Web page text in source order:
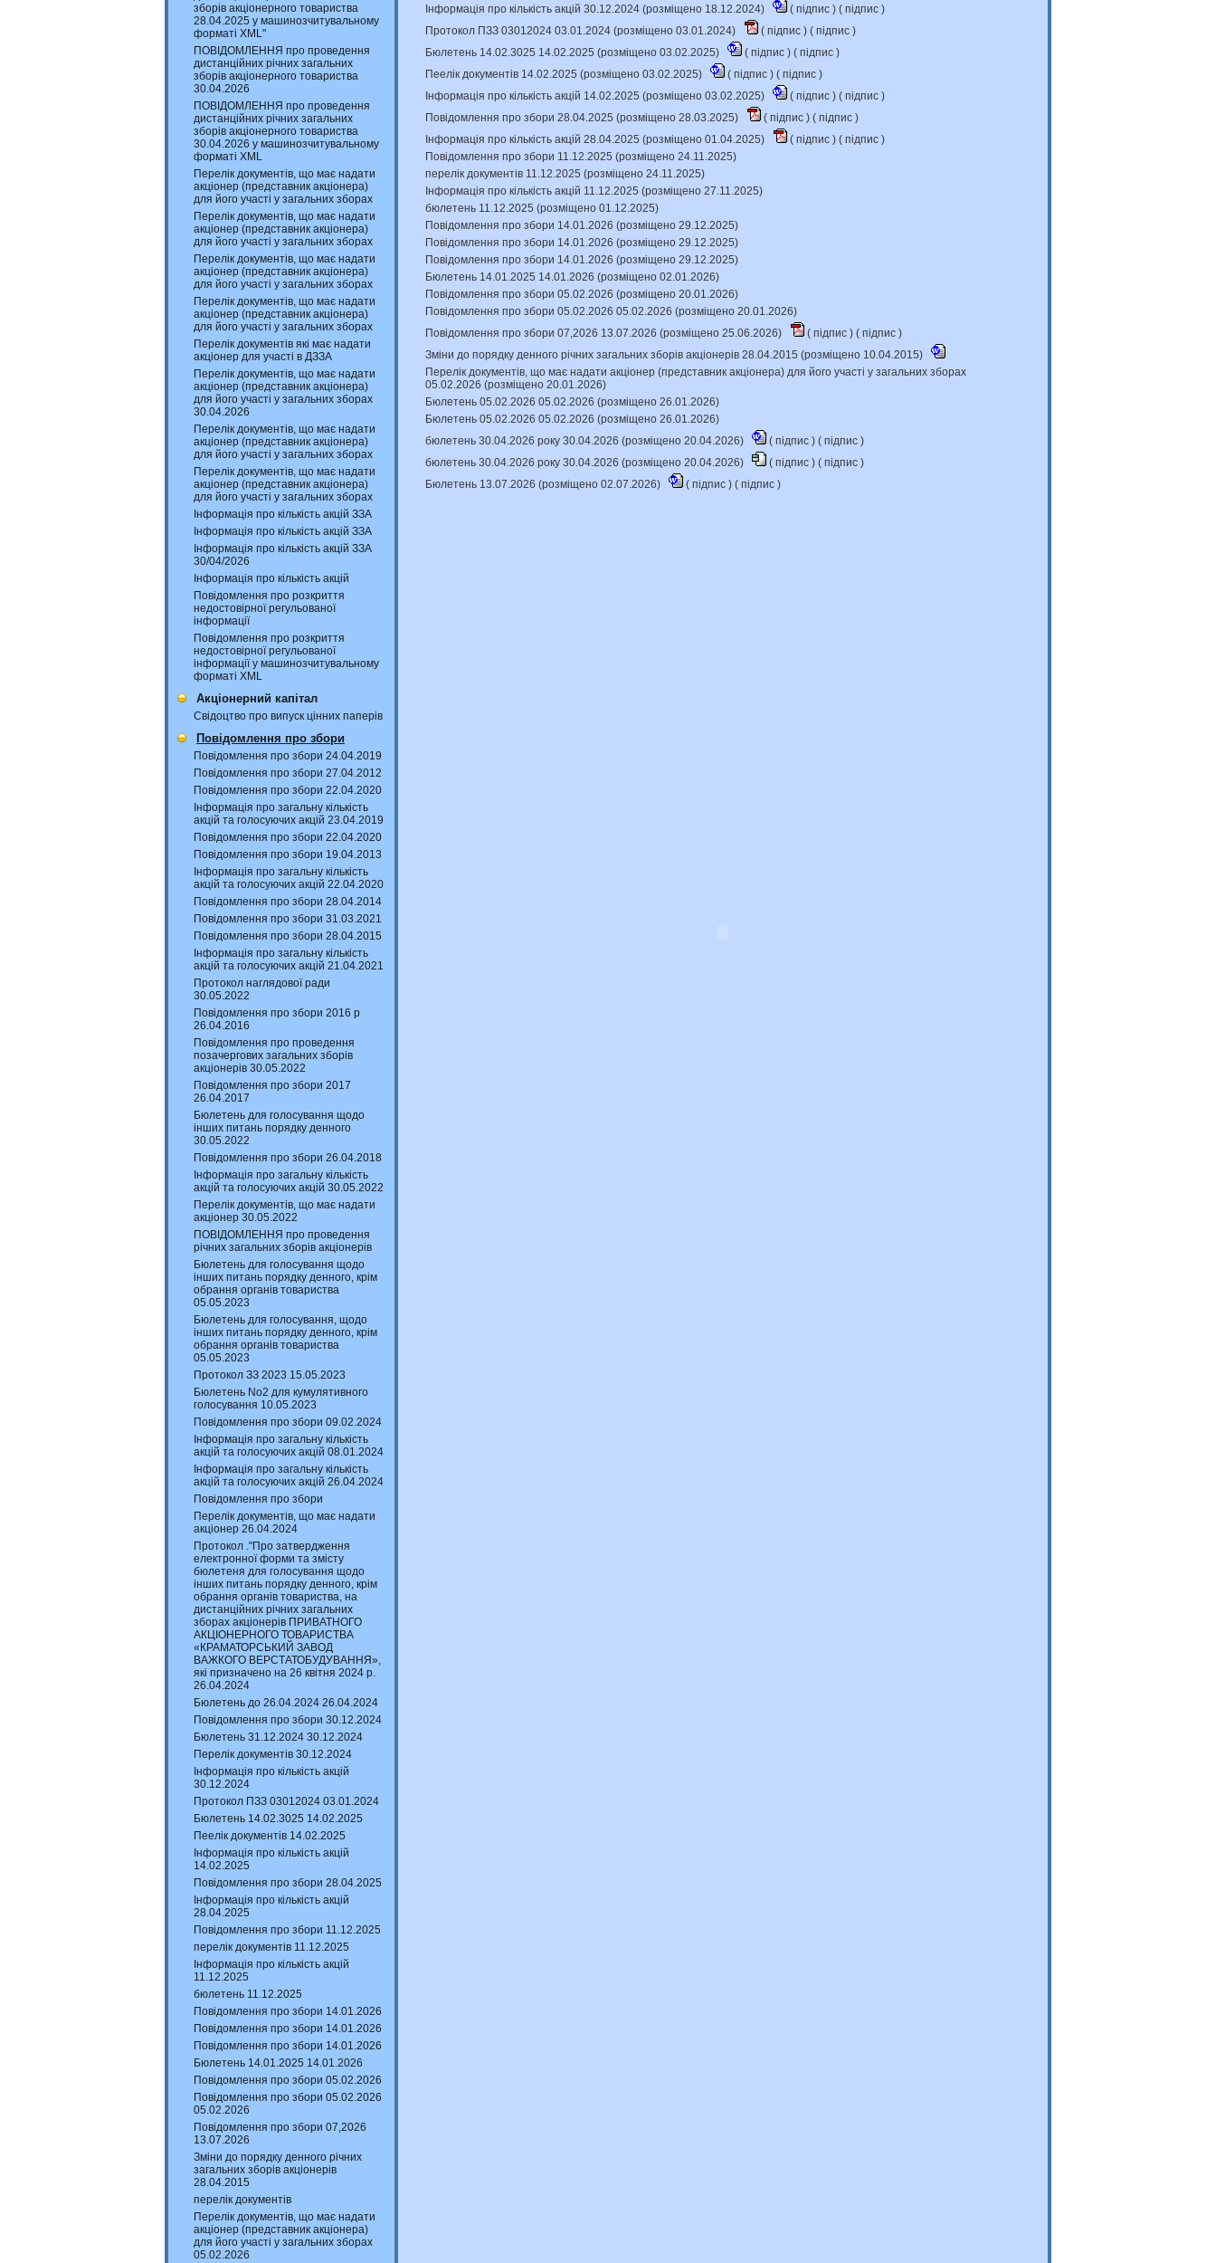
зборів акціонерного товариства
28.04.2025 у машинозчитувальному
форматі XML"
ПОВІДОМЛЕННЯ про проведення
дистанційних річних загальних
зборів акціонерного товариства
30.04.2026
ПОВІДОМЛЕННЯ про проведення
дистанційних річних загальних
зборів акціонерного товариства
30.04.2026 у машинозчитувальному
форматі XML
Перелік документів, що має надати
акціонер (представник акціонера)
для його участі у загальних зборах
Перелік документів, що має надати
акціонер (представник акціонера)
для його участі у загальних зборах
Перелік документів, що має надати
акціонер (представник акціонера)
для його участі у загальних зборах
Перелік документів, що має надати
акціонер (представник акціонера)
для його участі у загальних зборах
Перелік документів які має надати
акціонер для участі в ДЗЗА
Перелік документів, що має надати
акціонер (представник акціонера)
для його участі у загальних зборах
30.04.2026
Перелік документів, що має надати
акціонер (представник акціонера)
для його участі у загальних зборах
Перелік документів, що має надати
акціонер (представник акціонера)
для його участі у загальних зборах
Інформація про кількість акцій ЗЗА
Інформація про кількість акцій ЗЗА
Інформація про кількість акцій ЗЗА
30/04/2026
Інформація про кількість акцій
Повідомлення про розкриття
недостовірної регульованої
інформації
Повідомлення про розкриття
недостовірної регульованої
інформації у машинозчитувальному
форматі XML
Акціонерний капітал
Свідоцтво про випуск цінних паперів
Повідомлення про збори
Повідомлення про збори 24.04.2019
Повідомлення про збори 27.04.2012
Повідомлення про збори 22.04.2020
Інформація про загальну кількість
акцій та голосуючих акцій 23.04.2019
Повідомлення про збори 22.04.2020
Повідомлення про збори 19.04.2013
Інформація про загальну кількість
акцій та голосуючих акцій 22.04.2020
Повідомлення про збори 28.04.2014
Повідомлення про збори 31.03.2021
Повідомлення про збори 28.04.2015
Інформація про загальну кількість
акцій та голосуючих акцій 21.04.2021
Протокол наглядової ради
30.05.2022
Повідомлення про збори 2016 р
26.04.2016
Повідомлення про проведення
позачергових загальних зборів
акціонерів 30.05.2022
Повідомлення про збори 2017
26.04.2017
Бюлетень для голосування щодо
інших питань порядку денного
30.05.2022
Повідомлення про збори 26.04.2018
Інформація про загальну кількість
акцій та голосуючих акцій 30.05.2022
Перелік документів, що має надати
акціонер 30.05.2022
ПОВІДОМЛЕННЯ про проведення
річних загальних зборів акціонерів
Бюлетень для голосування щодо
інших питань порядку денного, крім
обрання органів товариства
05.05.2023
Бюлетень для голосування, щодо
інших питань порядку денного, крім
обрання органів товариства
05.05.2023
Протокол ЗЗ 2023 15.05.2023
Бюлетень No2 для кумулятивного
голосування 10.05.2023
Повідомлення про збори 09.02.2024
Інформація про загальну кількість
акцій та голосуючих акцій 08.01.2024
Інформація про загальну кількість
акцій та голосуючих акцій 26.04.2024
Повідомлення про збори
Перелік документів, що має надати
акціонер 26.04.2024
Протокол ."Про затвердження
електронної форми та змісту
бюлетеня для голосування щодо
інших питань порядку денного, крім
обрання органів товариства, на
дистанційних річних загальних
зборах акціонерів ПРИВАТНОГО
АКЦІОНЕРНОГО ТОВАРИСТВА
«КРАМАТОРСЬКИЙ ЗАВОД
ВАЖКОГО ВЕРСТАТОБУДУВАННЯ»,
які призначено на 26 квітня 2024 р.
26.04.2024
Бюлетень до 26.04.2024 26.04.2024
Повідомлення про збори 30.12.2024
Бюлетень 31.12.2024 30.12.2024
Перелік документів 30.12.2024
Інформація про кількість акцій
30.12.2024
Протокол ПЗЗ 03012024 03.01.2024
Бюлетень 14.02.3025 14.02.2025
Пеелік документів 14.02.2025
Інформація про кількість акцій
14.02.2025
Повідомлення про збори 28.04.2025
Інформація про кількість акцій
28.04.2025
Повідомлення про збори 11.12.2025
перелік документів 11.12.2025
Інформація про кількість акцій
11.12.2025
бюлетень 11.12.2025
Повідомлення про збори 14.01.2026
Повідомлення про збори 14.01.2026
Повідомлення про збори 14.01.2026
Бюлетень 14.01.2025 14.01.2026
Повідомлення про збори 05.02.2026
Повідомлення про збори 05.02.2026
05.02.2026
Повідомлення про збори 07,2026
13.07.2026
Зміни до порядку денного річних
загальних зборів акціонерів
28.04.2015
перелік документів
Перелік документів, що має надати
акціонер (представник акціонера)
для його участі у загальних зборах
05.02.2026
Інформація про кількість акцій 30.12.2024 (розміщено 18.12.2024)
( підпис ) ( підпис )
Протокол ПЗЗ 03012024 03.01.2024 (розміщено 03.01.2024)
( підпис ) ( підпис )
Бюлетень 14.02.3025 14.02.2025 (розміщено 03.02.2025)
( підпис ) ( підпис )
Пеелік документів 14.02.2025 (розміщено 03.02.2025)
( підпис ) ( підпис )
Інформація про кількість акцій 14.02.2025 (розміщено 03.02.2025)
( підпис ) ( підпис )
Повідомлення про збори 28.04.2025 (розміщено 28.03.2025)
( підпис ) ( підпис )
Інформація про кількість акцій 28.04.2025 (розміщено 01.04.2025)
( підпис ) ( підпис )
Повідомлення про збори 11.12.2025 (розміщено 24.11.2025)
перелік документів 11.12.2025 (розміщено 24.11.2025)
Інформація про кількість акцій 11.12.2025 (розміщено 27.11.2025)
бюлетень 11.12.2025 (розміщено 01.12.2025)
Повідомлення про збори 14.01.2026 (розміщено 29.12.2025)
Повідомлення про збори 14.01.2026 (розміщено 29.12.2025)
Повідомлення про збори 14.01.2026 (розміщено 29.12.2025)
Бюлетень 14.01.2025 14.01.2026 (розміщено 02.01.2026)
Повідомлення про збори 05.02.2026 (розміщено 20.01.2026)
Повідомлення про збори 05.02.2026 05.02.2026 (розміщено 20.01.2026)
Повідомлення про збори 07,2026 13.07.2026 (розміщено 25.06.2026)
( підпис ) ( підпис )
Зміни до порядку денного річних загальних зборів акціонерів 28.04.2015 (розміщено 10.04.2015)
Перелік документів, що має надати акціонер (представник акціонера) для його участі у загальних зборах
05.02.2026 (розміщено 20.01.2026)
Бюлетень 05.02.2026 05.02.2026 (розміщено 26.01.2026)
Бюлетень 05.02.2026 05.02.2026 (розміщено 26.01.2026)
бюлетень 30.04.2026 року 30.04.2026 (розміщено 20.04.2026)
( підпис ) ( підпис )
бюлетень 30.04.2026 року 30.04.2026 (розміщено 20.04.2026)
( підпис ) ( підпис )
Бюлетень 13.07.2026 (розміщено 02.07.2026)
( підпис ) ( підпис )